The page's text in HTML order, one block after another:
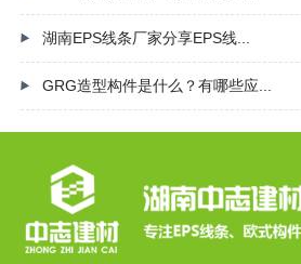
湖南EPS线条厂家分享EPS线...
GRG造型构件是什么？有哪些应...